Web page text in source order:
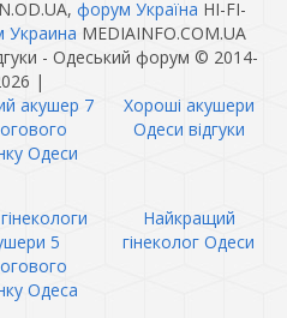
форум Україна HI-FI-
Украина MEDIAINFO.COM.UA
- Одеський форум © 2014-
|
акушер 7
Одеси
Хороші акушери
Одеси відгуки
5
Одеса
Найкращий
гінеколог Одеси